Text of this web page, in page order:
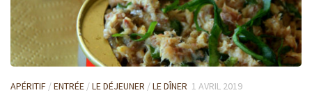
APÉRITIF /ENTRÉE /LE DÉJEUNER /LE DÎNER 1 AVRIL 2019